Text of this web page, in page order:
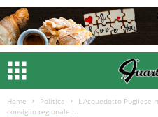
Home Politica
L’Acquedotto
consiglio regionale....